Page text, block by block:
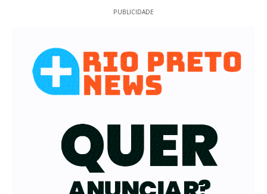
PUBLICIDADE